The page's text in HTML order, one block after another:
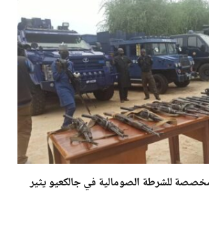
للشرطة الصومالية في جالكعيو يثير